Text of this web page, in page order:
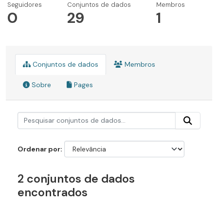
Seguidores
0
Conjuntos de dados
29
Membros
1
Conjuntos de dados Membros
Sobre Pages
Ordenar por
2 conjuntos de dados
encontrados